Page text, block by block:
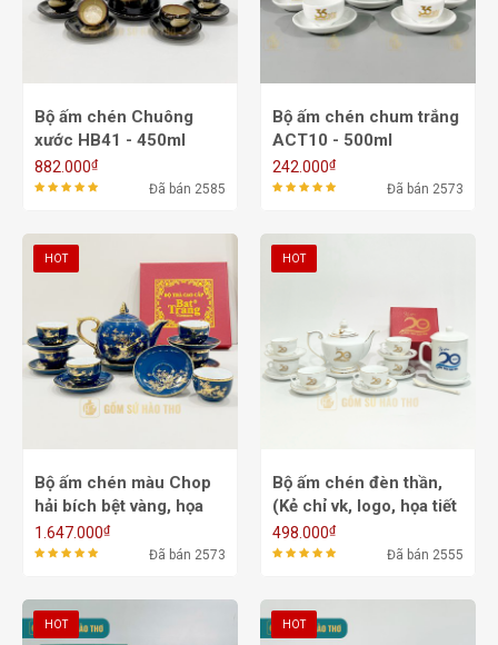
Bộ ấm chén Chuông
xước HB41 - 450ml
882.000₫
Đã bán 2585
Bộ ấm chén chum trắng
ACT10 - 500ml
242.000₫
Đã bán 2573
HOT
Bộ ấm chén màu Chop
hải bích bệt vàng, họa
tiết VK - ACM 4B
1.647.000₫
Đã bán 2573
HOT
Bộ ấm chén đèn thần,
(Kẻ chỉ vk, logo, họa tiết
vk ấm chén đĩa)
ACVK1A - 550/700ml
498.000₫
Đã bán 2555
HOT HOT